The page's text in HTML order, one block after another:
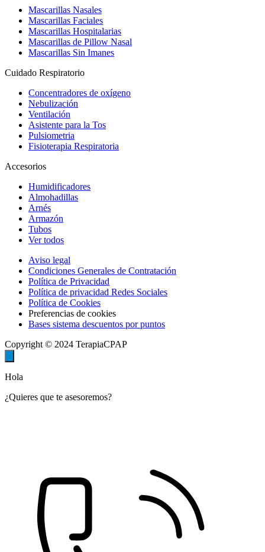
Mascarillas Nasales
Mascarillas Faciales
Mascarillas Hospitalarias
Mascarillas de Pillow Nasal
Mascarillas Sin Imanes
Cuidado Respiratorio
Concentradores de oxígeno
Nebulización
Ventilación
Asistente para la Tos
Pulsiometria
Fisioterapia Respiratoria
Accesorios
Humidificadores
Almohadillas
Arnés
Armazón
Tubos
Ver todos
Aviso legal
Condiciones Generales de Contratación
Política de Privacidad
Política de privacidad Redes Sociales
Política de Cookies
Preferencias de cookies
Bases sistema descuentos por puntos
Copyright © 2024 TerapiaCPAP
Hola
¿Quieres que te asesoremos?